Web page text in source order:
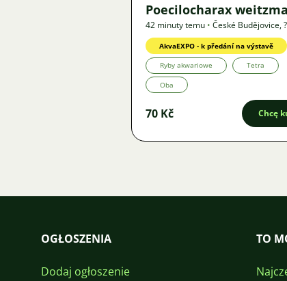
Poecilocharax
42 minuty temu • České Budějovice,
Oferta
AkvaEXPO - k předání na výstavě
Ryby akwariowe Tetra
Oba
70 Kč Chcę
OGŁOSZENIA
Dodaj ogłoszenie
TO